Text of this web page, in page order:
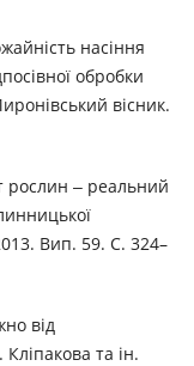
насіння
обробки
вісник.
рослин ‒ реальний
Вип. 59. С. 324–
від
та ін.